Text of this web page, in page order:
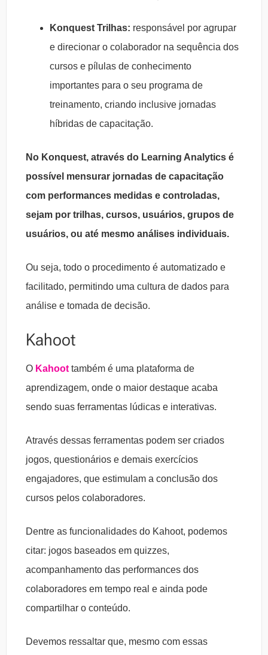
Konquest Trilhas: responsável por agrupar
e direcionar o colaborador na sequência dos
cursos e pílulas de conhecimento
importantes para o seu programa de
treinamento, criando inclusive jornadas
híbridas de capacitação.
No Konquest, através do Learning Analytics é
possível mensurar jornadas de capacitação
com performances medidas e controladas,
sejam por trilhas, cursos, usuários, grupos de
usuários, ou até mesmo análises individuais.
Ou seja, todo o procedimento é automatizado e
facilitado, permitindo uma cultura de dados para
análise e tomada de decisão.
Kahoot
O Kahoot também é uma plataforma de
aprendizagem, onde o maior destaque acaba
sendo suas ferramentas lúdicas e interativas.
Através dessas ferramentas podem ser criados
jogos, questionários e demais exercícios
engajadores, que estimulam a conclusão dos
cursos pelos colaboradores.
Dentre as funcionalidades do Kahoot, podemos
citar: jogos baseados em quizzes,
acompanhamento das performances dos
colaboradores em tempo real e ainda pode
compartilhar o conteúdo.
Devemos ressaltar que, mesmo com essas